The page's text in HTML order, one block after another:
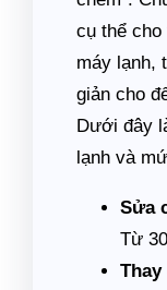
cụ thể
máy lạnh,
giản cho
Dưới đây
lạnh và
Sửa
Từ
Thay